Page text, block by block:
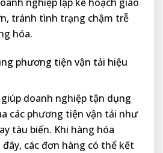
tránh tình trạng chậm trễ
hóa.
phương tiện vận tải hiệu
doanh nghiệp tận dụng
các phương tiện vận tải như
tàu biển. Khi hàng hóa
các đơn hàng có thể kết